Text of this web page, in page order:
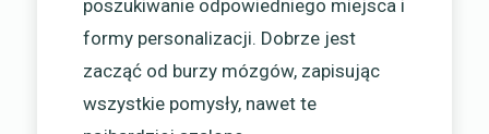
poszukiwanie odpowiedniego miejsca i
formy personalizacji. Dobrze jest
zacząć od burzy mózgów, zapisując
wszystkie pomysły, nawet te